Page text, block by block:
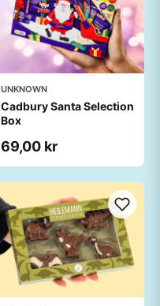
UNKNOWN
Cadbury Santa Selection
Box
69,00 kr